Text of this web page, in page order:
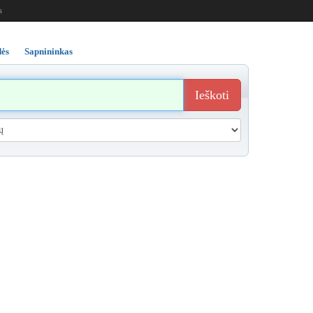
Sapnininkas
Ieškoti